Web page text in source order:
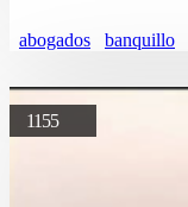
abogados banquillo
1155